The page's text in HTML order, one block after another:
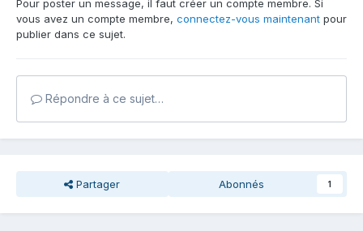
Pour poster un message, il faut créer un compte membre. Si
vous avez un compte membre, connectez-vous maintenant pour
publier dans ce sujet.
Répondre à ce sujet…
Partager Abonnés 1